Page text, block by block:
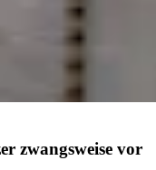
zwangsweise vor